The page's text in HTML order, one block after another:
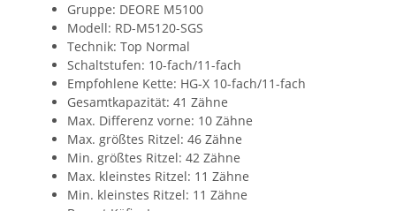
Gruppe: DEORE M5100
Modell: RD-M5120-SGS
Technik: Top Normal
Schaltstufen: 10-fach/11-fach
Empfohlene Kette: HG-X 10-fach/11-fach
Gesamtkapazität: 41 Zähne
Max. Differenz vorne: 10 Zähne
Max. größtes Ritzel: 46 Zähne
Min. größtes Ritzel: 42 Zähne
Max. kleinstes Ritzel: 11 Zähne
Min. kleinstes Ritzel: 11 Zähne